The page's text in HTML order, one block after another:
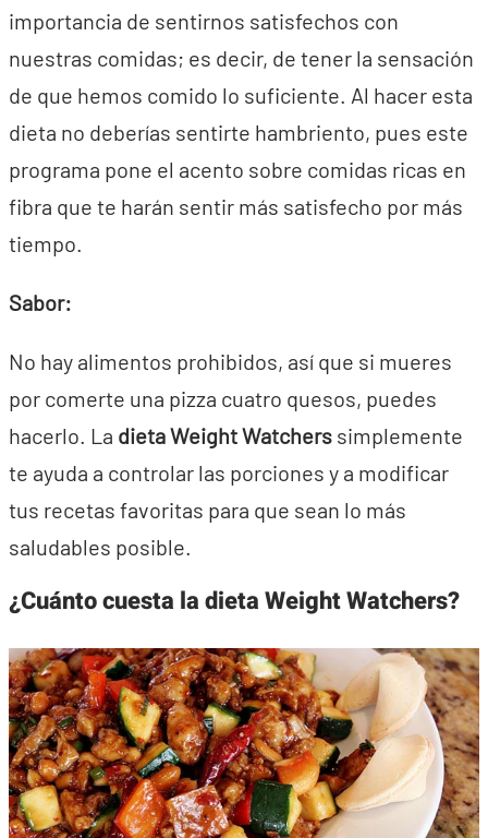
importancia de sentirnos satisfechos con
nuestras comidas; es decir, de tener la sensación
de que hemos comido lo suficiente. Al hacer esta
dieta no deberías sentirte hambriento, pues este
programa pone el acento sobre comidas ricas en
fibra que te harán sentir más satisfecho por más
tiempo.
Sabor:
No hay alimentos prohibidos, así que si mueres
por comerte una pizza cuatro quesos, puedes
hacerlo. La dieta Weight Watchers simplemente
te ayuda a controlar las porciones y a modificar
tus recetas favoritas para que sean lo más
saludables posible.
¿Cuánto cuesta la dieta Weight Watchers?